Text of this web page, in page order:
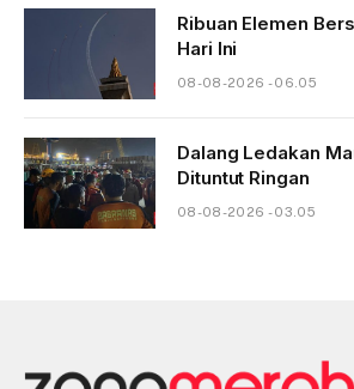
Ribuan Elemen
Hari Ini
08-08-2026 - 06.05
Dalang Ledakan
Dituntut Ringan
08-08-2026 - 03.05